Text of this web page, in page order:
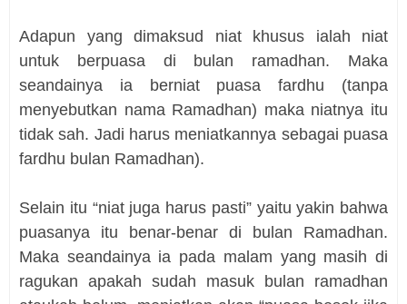
Adapun yang dimaksud niat khusus ialah niat
untuk berpuasa di bulan ramadhan. Maka
seandainya ia berniat puasa fardhu (tanpa
menyebutkan nama Ramadhan) maka niatnya itu
tidak sah. Jadi harus meniatkannya sebagai puasa
fardhu bulan Ramadhan).
Selain itu “niat juga harus pasti” yaitu yakin bahwa
puasanya itu benar-benar di bulan Ramadhan.
Maka seandainya ia pada malam yang masih di
ragukan apakah sudah masuk bulan ramadhan